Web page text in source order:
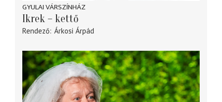
GYULAI VÁRSZÍNHÁZ
Ikrek – kettő
Rendező Árkosi Árpád